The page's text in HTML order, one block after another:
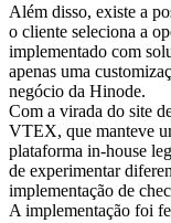
Além disso, existe a
o cliente seleciona a
implementado com
apenas uma
negócio da Hinode.
Com a virada do site
VTEX, que manteve
plataforma in-house
de experimentar
implementação de
A implementação foi